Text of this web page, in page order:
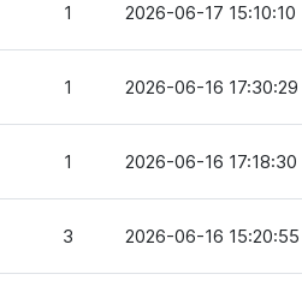
1 2026-06-17 15:10:10
1 2026-06-16 17:30:29
1 2026-06-16 17:18:30
3 2026-06-16 15:20:55